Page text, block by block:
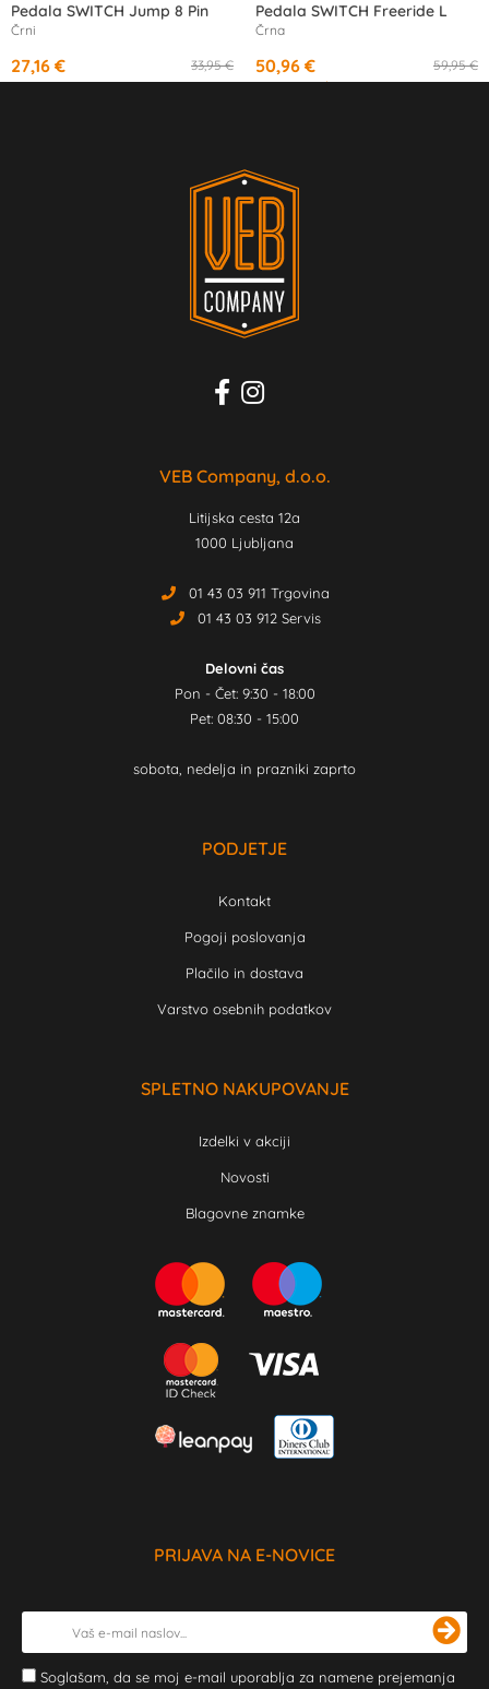
Pedala SWITCH Jump 8 Pin
Črni
33,95 €
27,16 €
Pedala SWITCH Freeride L
Črna
59,95 €
50,96 €
od17,00 €/mesec
VEB Company, d.o.o.
Litijska cesta 12a
1000 Ljubljana
01 43 03 911 Trgovina
01 43 03 912 Servis
Delovni čas
Pon - Čet: 9:30 - 18:00
Pet: 08:30 - 15:00
sobota, nedelja in prazniki zaprto
PODJETJE
Kontakt
Pogoji poslovanja
Plačilo in dostava
Varstvo osebnih podatkov
SPLETNO NAKUPOVANJE
Izdelki v akciji
Novosti
Blagovne znamke
PRIJAVA NA E-NOVICE
Soglašam, da se moj e-mail uporablja za namene prejemanja